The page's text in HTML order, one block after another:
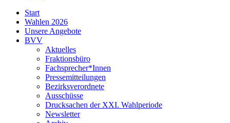
Start
Wahlen 2026
Unsere Angebote
BVV
Aktuelles
Fraktionsbüro
Fachsprecher*Innen
Pressemitteilungen
Bezirksverordnete
Ausschüsse
Drucksachen der XXI. Wahlperiode
Newsletter